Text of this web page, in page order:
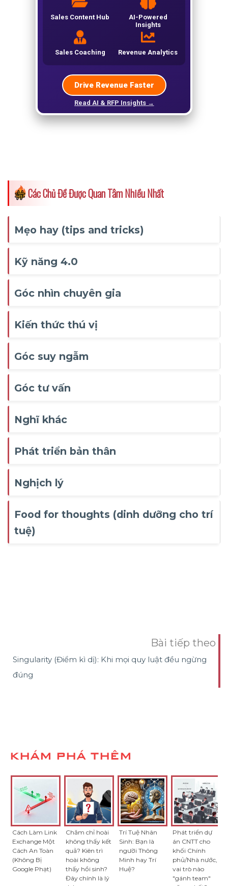
Các Chủ Đề Được Quan Tâm Nhiều Nhất
Mẹo hay (tips and tricks)
Kỹ năng 4.0
Góc nhìn chuyên gia
Kiến thức thú vị
Góc suy ngẫm
Góc tư vấn
Nghĩ khác
Phát triển bản thân
Nghịch lý
Food for thoughts (dinh dưỡng cho trí
tuệ)
Bài tiếp theo
Singularity (Điểm kì dị): Khi mọi quy luật đều ngừng
đúng
KHÁM PHÁ THÊM
Cách Làm Link
Exchange Một
Cách An Toàn
(Không Bị
Google Phạt)
Chăm chỉ hoài
không thấy kết
quả? Kiên trì
hoài không
thấy hồi sinh?
Đây chính là lý
Trí Tuệ Nhân
Sinh: Bạn là
người Thông
Minh hay Trí
Huệ?
Phát triển dự
án CNTT cho
khối Chính
phủ/Nhà nước,
vai trò nào
"gánh team"